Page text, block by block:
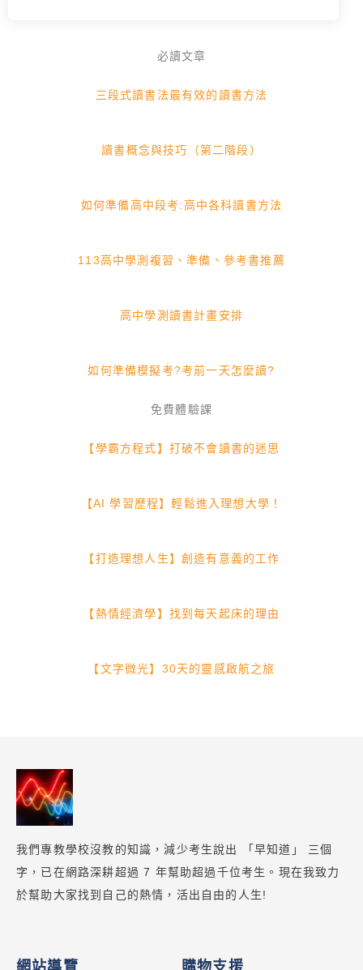
必讀文章
三段式讀書法最有效的讀書方法
讀書概念與技巧（第二階段）
如何準備高中段考:高中各科讀書方法
113高中學測複習、準備、參考書推薦
高中學測讀書計畫安排
如何準備模擬考?考前一天怎麼讀?
免費體驗課
【學霸方程式】打破不會讀書的迷思
【AI 學習歷程】輕鬆進入理想大學！
【打造理想人生】創造有意義的工作
【熱情經濟學】找到每天起床的理由
【文字微光】30天的靈感啟航之旅
我們專教學校沒教的知識，減少考生說出 「早知道」 三個
字，已在網路深耕超過 7 年幫助超過千位考生。現在我致力
於幫助大家找到自己的熱情，活出自由的人生!